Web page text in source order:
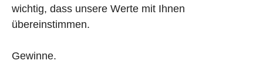
wichtig, dass unsere Werte mit Ihnen
übereinstimmen.
Gewinne.